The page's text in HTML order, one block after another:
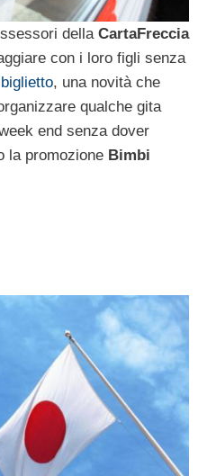
della CartaFreccia
con i loro figli senza
, una novità che
qualche gita
end senza dover
la promozione Bimbi